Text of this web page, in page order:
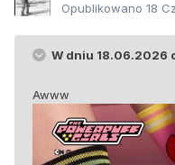
Opublikowano 18
W dniu 18.06.2026
Awww